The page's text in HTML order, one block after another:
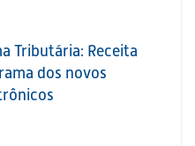
Tributária: Receita
dos novos